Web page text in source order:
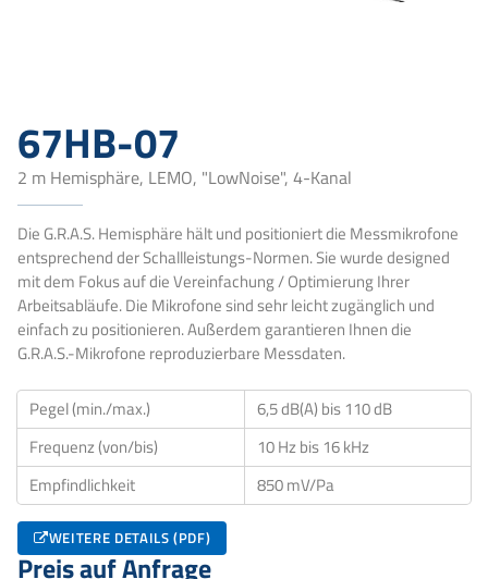
67HB-07
2 m Hemisphäre, LEMO, "LowNoise", 4-Kanal
Die G.R.A.S. Hemisphäre hält und positioniert die Messmikrofone
entsprechend der Schallleistungs-Normen. Sie wurde designed
mit dem Fokus auf die Vereinfachung / Optimierung Ihrer
Arbeitsabläufe. Die Mikrofone sind sehr leicht zugänglich und
einfach zu positionieren. Außerdem garantieren Ihnen die
G.R.A.S.-Mikrofone reproduzierbare Messdaten.
Pegel (min./max.)
6,5 dB(A) bis 110 dB
Frequenz (von/bis)
10 Hz bis 16 kHz
Empfindlichkeit
850 mV/Pa
WEITERE DETAILS (PDF)
Preis auf Anfrage